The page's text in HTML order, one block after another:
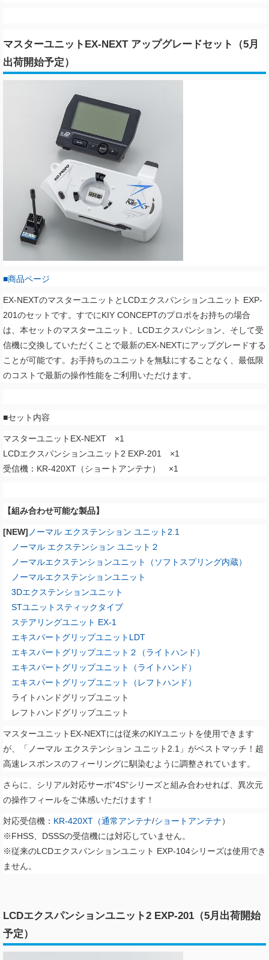
マスターユニットEX-NEXT アップグレードセット（5月
出荷開始予定）
■商品ページ
EX-NEXTのマスターユニットとLCDエクスパンションユニット EXP-
201のセットです。 すでにKIY CONCEPTのプロポをお持ちの場合
は、本セットのマスターユニット、LCDエクスパンション、そして受
信機に交換していただくことで最新のEX-NEXTにアップグレードする
ことが可能です。お手持ちのユニットを無駄にすることなく、最低限
のコストで最新の操作性能をご利用いただけます。
■セット内容
マスターユニットEX-NEXT ×1
LCDエクスパンションユニット2 EXP-201 ×1
受信機：KR-420XT（ショートアンテナ） ×1
【組み合わせ可能な製品】
[NEW] ノーマル エクステンション ユニット2.1
ノーマル エクステンション ユニット２
ノーマルエクステンションユニット（ソフトスプリング内蔵）
ノーマルエクステンションユニット
3Dエクステンションユニット
STユニットスティックタイプ
ステアリングユニット EX-1
エキスパートグリップユニットLDT
エキスパートグリップユニット２（ライトハンド）
エキスパートグリップユニット（ライトハンド）
エキスパートグリップユニット（レフトハンド）
ライトハンドグリップユニット
レフトハンドグリップユニット
マスターユニットEX-NEXTには従来のKIYユニットを使用できます
が、「 ノーマル エクステンション ユニット 2.1 」がベストマッチ！超
高速レスポンスのフィーリングに馴染むように調整されています。
さらに、シリアル対応サーボ"4S"シリーズと組み合わせれば、異次元
の操作フィールをご体感いただけます！
対応受信機： KR-420XT（通常アンテナ/ショートアンテナ）
※FHSS、DSSSの受信機には対応していません。
※従来のLCDエクスパンションユニット EXP-104シリーズは使用でき
ません。
LCDエクスパンションユニット2 EXP-201（5月出荷開始
予定）